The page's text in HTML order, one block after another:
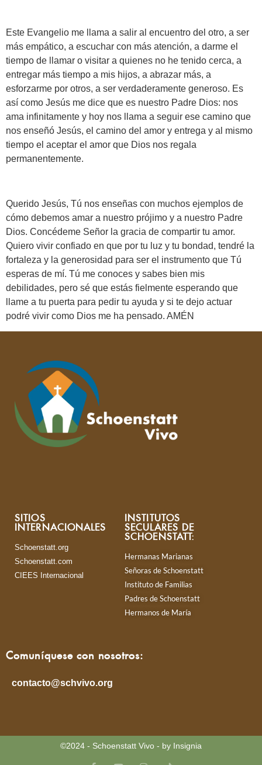
Este Evangelio me llama a salir al encuentro del otro, a ser
más empático, a escuchar con más atención, a darme el
tiempo de llamar o visitar a quienes no he tenido cerca, a
entregar más tiempo a mis hijos, a abrazar más, a
esforzarme por otros, a ser verdaderamente generoso. Es
así como Jesús me dice que es nuestro Padre Dios: nos
ama infinitamente y hoy nos llama a seguir ese camino que
nos enseñó Jesús, el camino del amor y entrega y al mismo
tiempo el aceptar el amor que Dios nos regala
permanentemente.
Querido Jesús, Tú nos enseñas con muchos ejemplos de
cómo debemos amar a nuestro prójimo y a nuestro Padre
Dios. Concédeme Señor la gracia de compartir tu amor.
Quiero vivir confiado en que por tu luz y tu bondad, tendré la
fortaleza y la generosidad para ser el instrumento que Tú
esperas de mí. Tú me conoces y sabes bien mis
debilidades, pero sé que estás fielmente esperando que
llame a tu puerta para pedir tu ayuda y si te dejo actuar
podré vivir como Dios me ha pensado. AMÉN
SITIOS
INTERNACIONALES
Schoenstatt.org
Schoenstatt.com
CIEES Internacional
INSTITUTOS
SECULARES DE
SCHOENSTATT:
Hermanas Marianas
Señoras de Schoenstatt
Instituto de Familias
Padres de Schoenstatt
Hermanos de María
Comuníquese con nosotros:
contacto@schvivo.org
©2024 - Schoenstatt Vivo - by Insignia